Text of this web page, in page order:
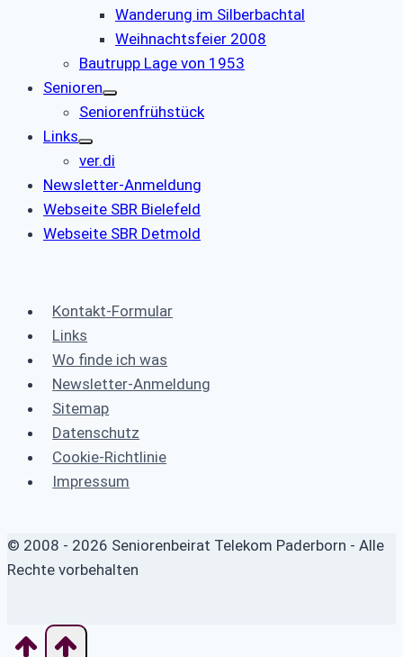
Wanderung im Silberbachtal
Weihnachtsfeier 2008
Bautrupp Lage von 1953
Senioren
Seniorenfrühstück
Links
ver.di
Newsletter-Anmeldung
Webseite SBR Bielefeld
Webseite SBR Detmold
Kontakt-Formular
Links
Wo finde ich was
Newsletter-Anmeldung
Sitemap
Datenschutz
Cookie-Richtlinie
Impressum
© 2008 - 2026 Seniorenbeirat Telekom Paderborn - Alle
Rechte vorbehalten